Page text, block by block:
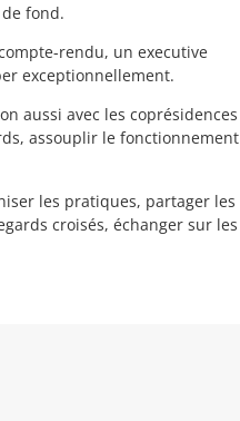
fond.
rendu, un executive
exceptionnellement.
aussi avec les coprésidences
assouplir le fonctionnement
les pratiques, partager les
croisés, échanger sur les